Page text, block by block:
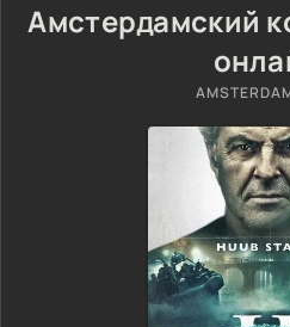
Амстердамский